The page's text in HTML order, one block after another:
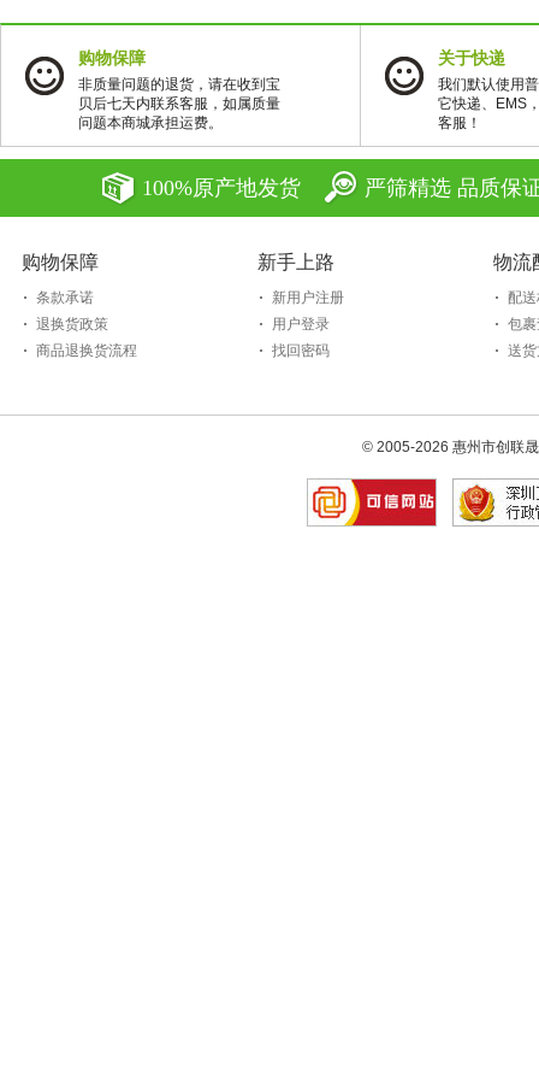
购物保障
非质量问题的退货，请在收到宝
贝后七天内联系客服，如属质量
问题本商城承担运费。
关于快递
我们默认使用
它快递、EMS
客服！
100%原产地发货 严筛精选 品质保
购物保障
条款承诺
退换货政策
商品退换货流程
新手上路
新用户注册
用户登录
找回密码
物流
配
包
送
© 2005-2026 惠州市创联